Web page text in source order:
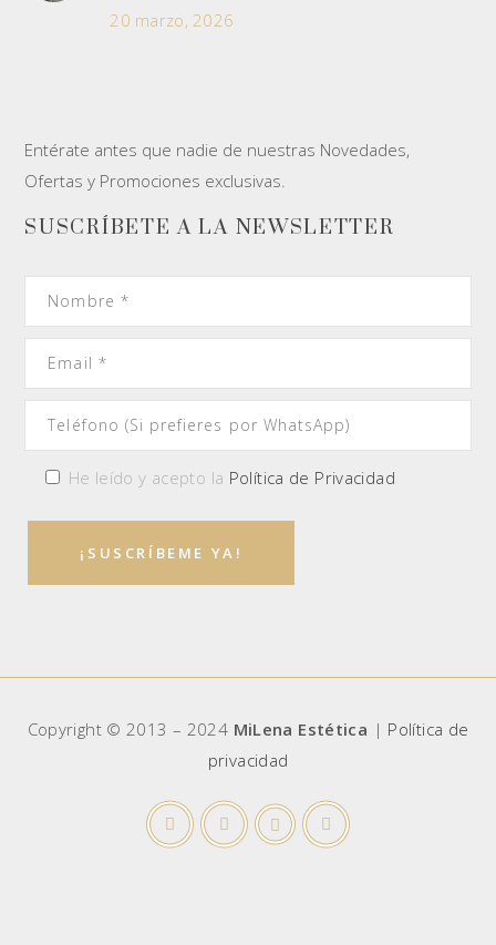
20 marzo, 2026
Entérate antes que nadie de nuestras Novedades,
Ofertas y Promociones exclusivas.
SUSCRÍBETE A LA NEWSLETTER
He leído y acepto la Política de Privacidad
Copyright © 2013 – 2024 MiLena Estética | Política de
privacidad